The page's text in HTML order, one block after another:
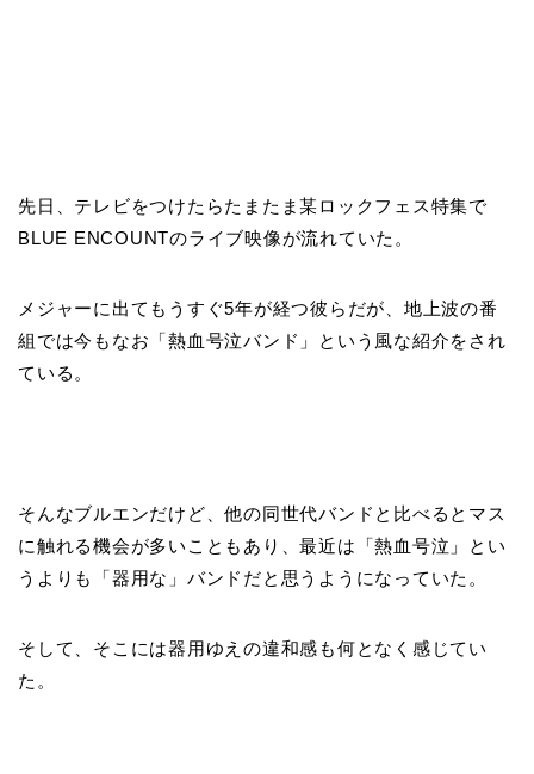
先日、テレビをつけたらたまたま某ロックフェス特集で
BLUE ENCOUNTのライブ映像が流れていた。
メジャーに出てもうすぐ5年が経つ彼らだが、地上波の番
組では今もなお「熱血号泣バンド」という風な紹介をされ
ている。
そんなブルエンだけど、他の同世代バンドと比べるとマス
に触れる機会が多いこともあり、最近は「熱血号泣」とい
うよりも「器用な」バンドだと思うようになっていた。
そして、そこには器用ゆえの違和感も何となく感じてい
た。